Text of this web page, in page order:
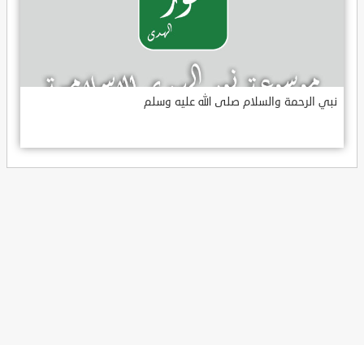
نبي الرحمة والسلام صلى الله عليه وسلم